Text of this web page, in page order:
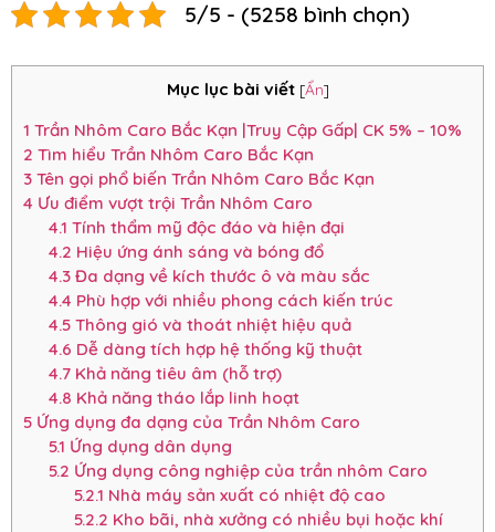
5/5 - (5258 bình chọn)
Mục lục bài viết [Ẩn]
1 Trần Nhôm Caro Bắc Kạn |Truy Cập Gấp| CK 5% – 10%
2 Tìm hiểu Trần Nhôm Caro Bắc Kạn
3 Tên gọi phổ biến Trần Nhôm Caro Bắc Kạn
4 Ưu điểm vượt trội Trần Nhôm Caro
4.1 Tính thẩm mỹ độc đáo và hiện đại
4.2 Hiệu ứng ánh sáng và bóng đổ
4.3Đa dạng về kích thước ô và màu sắc
4.4 Phù hợp với nhiều phong cách kiến trúc
4.5Thông gió và thoát nhiệt hiệu quả
4.6 Dễ dàng tích hợp hệ thống kỹ thuật
4.7Khả năng tiêu âm (hỗ trợ)
4.8 Khả năng tháo lắp linh hoạt
5 Ứng dụng đa dạng của Trần Nhôm Caro
5.1 Ứng dụng dân dụng
5.2 Ứng dụng công nghiệp của trần nhôm Caro
5.2.1 Nhà máy sản xuất có nhiệt độ cao
5.2.2 Kho bãi, nhà xưởng có nhiều bụi hoặc khí